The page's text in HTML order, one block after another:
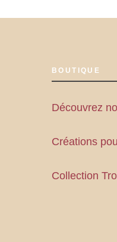
BOUTIQUE
Découvrez
Créations
Collection